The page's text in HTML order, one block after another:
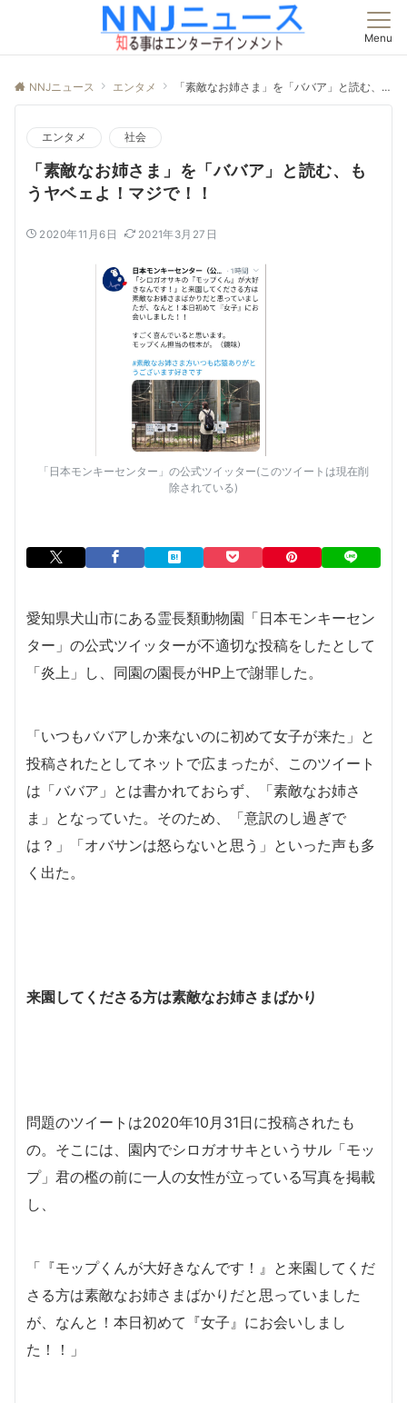
Menu
NNJニュース エンタメ 「素敵なお姉さま」を「ババア」と読む、もうヤベェよ！マジで！！
エンタメ 社会
「素敵なお姉さま」を「ババア」と読む、も
うヤベェよ！マジで！！
2020年11月6日 2021年3月27日
「日本モンキーセンター」の公式ツイッター(このツイートは現在削
除されている)
愛知県犬山市にある霊長類動物園「日本モンキーセン
ター」の公式ツイッターが不適切な投稿をしたとして
「炎上」し、同園の園長がHP上で謝罪した。
「いつもババアしか来ないのに初めて女子が来た」と
投稿されたとしてネットで広まったが、このツイート
は「ババア」とは書かれておらず、「素敵なお姉さ
ま」となっていた。そのため、「意訳のし過ぎで
は？」「オバサンは怒らないと思う」といった声も多
く出た。
来園してくださる方は素敵なお姉さまばかり
問題のツイートは2020年10月31日に投稿されたも
の。そこには、園内でシロガオサキというサル「モッ
プ」君の檻の前に一人の女性が立っている写真を掲載
し、
「『モップくんが大好きなんです！』と来園してくだ
さる方は素敵なお姉さまばかりだと思っていました
が、なんと！本日初めて『女子』にお会いしまし
た！！」